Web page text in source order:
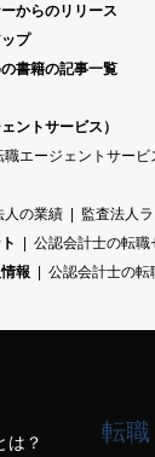
からのリリース
プ
書籍の記事一覧
ントサービス）
エージェントサービ
人の業績
監査法人
公認会計士の転職
報
公認会計士の転
は？
転職